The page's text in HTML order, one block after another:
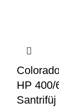
HP 400/